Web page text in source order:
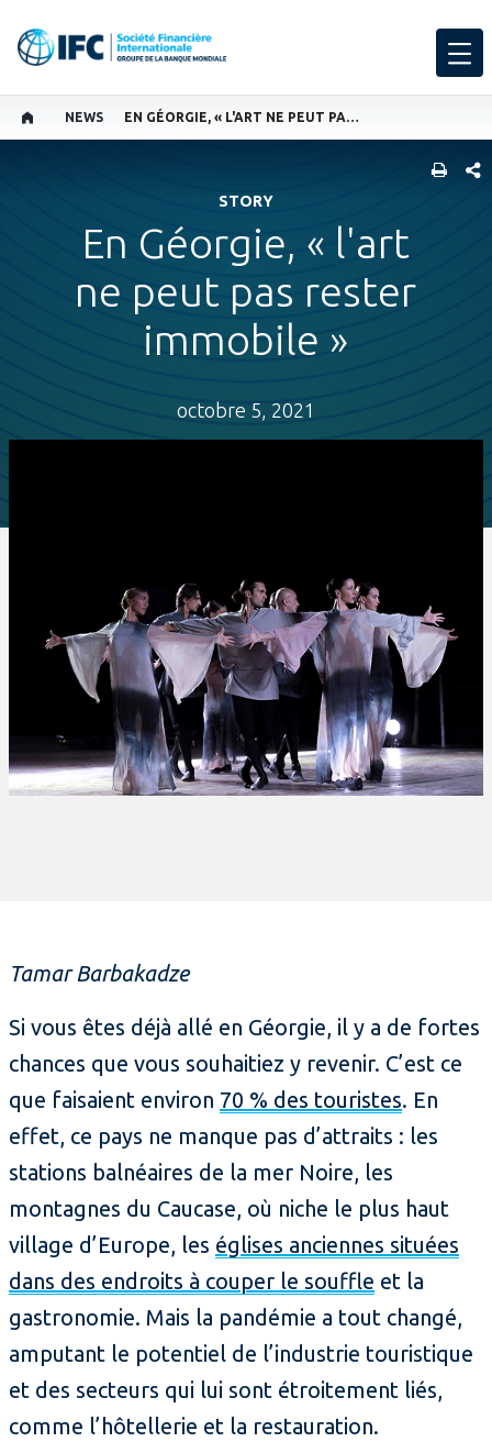
NEWS
STORY
En Géorgie, « l'art
ne peut pas rester
immobile »
octobre 5, 2021
Tamar Barbakadze
Si vous êtes déjà allé en Géorgie, il y a de fortes
chances que vous souhaitiez y revenir. C’est ce
que faisaient environ 70 % des touristes. En
effet, ce pays ne manque pas d’attraits : les
stations balnéaires de la mer Noire, les
montagnes du Caucase, où niche le plus haut
village d’Europe, les églises anciennes situées
dans des endroits à couper le souffle et la
gastronomie. Mais la pandémie a tout changé,
amputant le potentiel de l’industrie touristique
et des secteurs qui lui sont étroitement liés,
comme l’hôtellerie et la restauration.